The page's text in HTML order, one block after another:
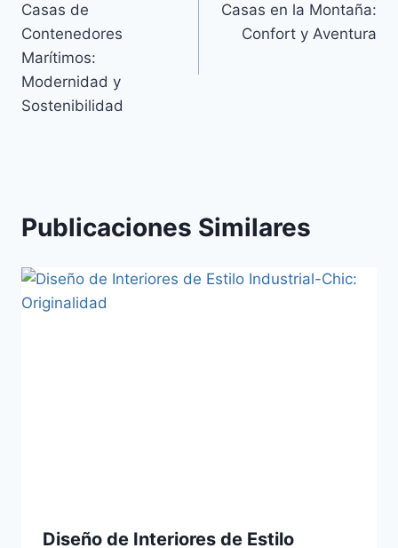
Casas de
Contenedores
Marítimos:
Modernidad y
Sostenibilidad
Casas en la Montaña:
Confort y Aventura
Publicaciones Similares
Diseño de Interiores de Estilo